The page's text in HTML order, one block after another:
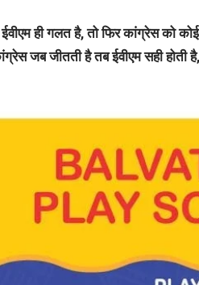
ही गलत है, तो फिर कांग्रेस को
जब जीतती है तब ईवीएम सही होती